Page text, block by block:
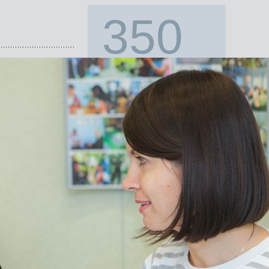
350
компаниям помогли с
подбором персонала
с 1996 года!
Наши клиенты